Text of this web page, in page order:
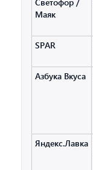
Маяк
SPAR
Азбука Вкуса
Яндекс.Лавка